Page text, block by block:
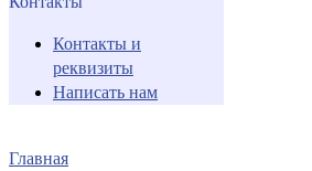
Контакты и
реквизиты
Написать нам
Главная